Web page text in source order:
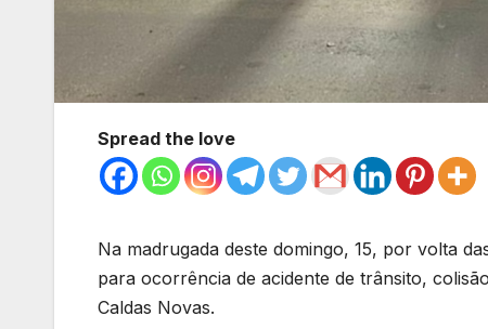
Spread the love
Na madrugada deste domingo, 15, por volta
para ocorrência de acidente de trânsito,
Caldas Novas.